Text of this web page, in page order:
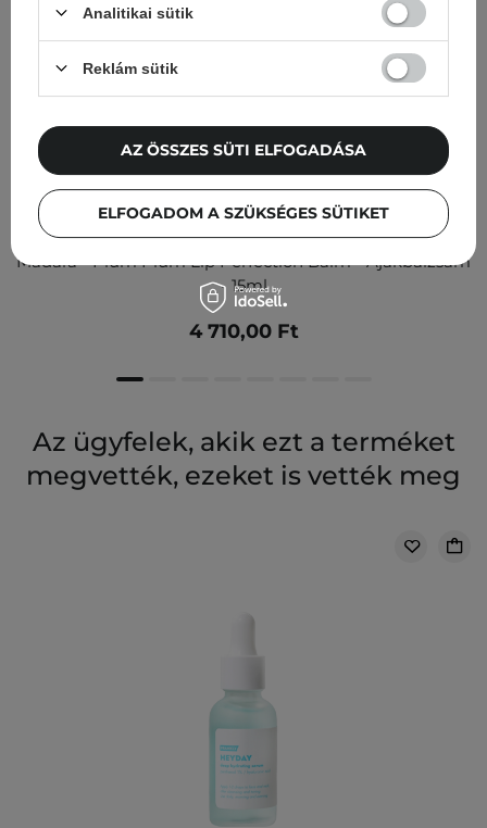
Madara - Plum Plum Lip Perfection Balm - Ajakbalzsam
- 15ml
4 710,00 Ft
Az ügyfelek, akik ezt a terméket
megvették, ezeket is vették meg
Analitikai sütik
Reklám sütik
ELFOGADOM A SZÜKSÉGES SÜTIKET
AZ ÖSSZES SÜTI ELFOGADÁSA